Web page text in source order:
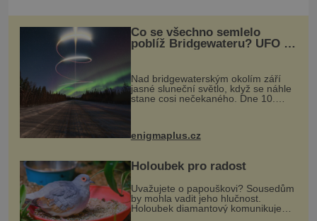
Co se všechno semlelo
poblíž Bridgewateru? UFO na
Nad bridgewaterským okolím září
jasné sluneční světlo, když se náhle
stane cosi nečekaného. Dne 10.
května roku 1760 v deset hodin
přeletu UFO
enigmaplus.cz
Holoubek pro radost
Uvažujete o papouškovi? Sousedům
by mohla vadit jeho hlučnost.
Holoubek diamantový komunikuje